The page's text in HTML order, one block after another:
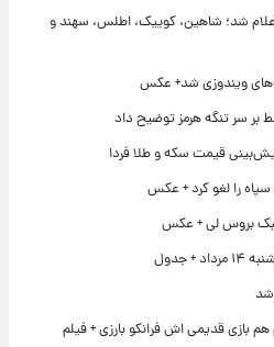
شد؛ شاهین، کوییک، اطلس، سهند و
ویندوزی شد+ عکس
بر سر تنگه هرمز توضیح داد
قیمت سکه و طلا فردا
سپاه را لغو کرد + عکس
بروس لی + عکس
جدول
شد
بازی قدیمی اش فرانکو بارزی + فیلم